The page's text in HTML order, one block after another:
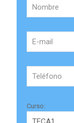
Curso: